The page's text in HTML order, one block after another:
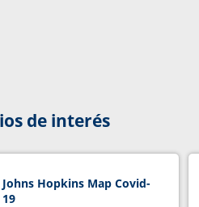
de interés
Johns Hopkins Map Covid-
19